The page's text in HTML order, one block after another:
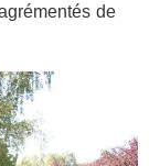
de